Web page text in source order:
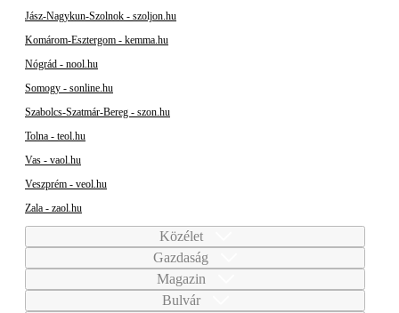
Jász-Nagykun-Szolnok - szoljon.hu
Komárom-Esztergom - kemma.hu
Nógrád - nool.hu
Somogy - sonline.hu
Szabolcs-Szatmár-Bereg - szon.hu
Tolna - teol.hu
Vas - vaol.hu
Veszprém - veol.hu
Zala - zaol.hu
Közélet
Gazdaság
Magazin
Bulvár